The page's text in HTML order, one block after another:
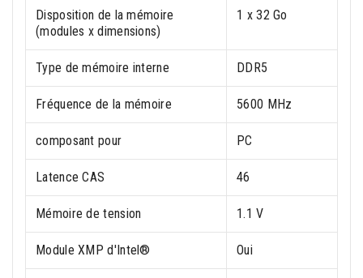
Disposition de la mémoire
(modules x dimensions)
1 x 32 Go
Type de mémoire interne DDR5
Fréquence de la mémoire 5600 MHz
composant pour PC
Latence CAS 46
Mémoire de tension 1.1 V
Module XMP d'Intel® Oui